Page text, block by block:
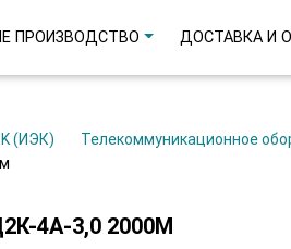
ПРОИЗВОДСТВО ДОСТАВКА И
(ИЭК) Телекоммуникационное
4А-3,0 2000М